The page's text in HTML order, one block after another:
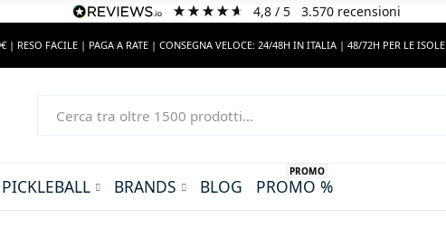
4,8/ 5 3.570 recensioni
| RESO FACILE | PAGA A RATE | CONSEGNA VELOCE: 24/48H IN ITALIA | 48/72H PER LE ISOLE
PICKLEBALL BRANDS BLOG PROMO %
PROMO